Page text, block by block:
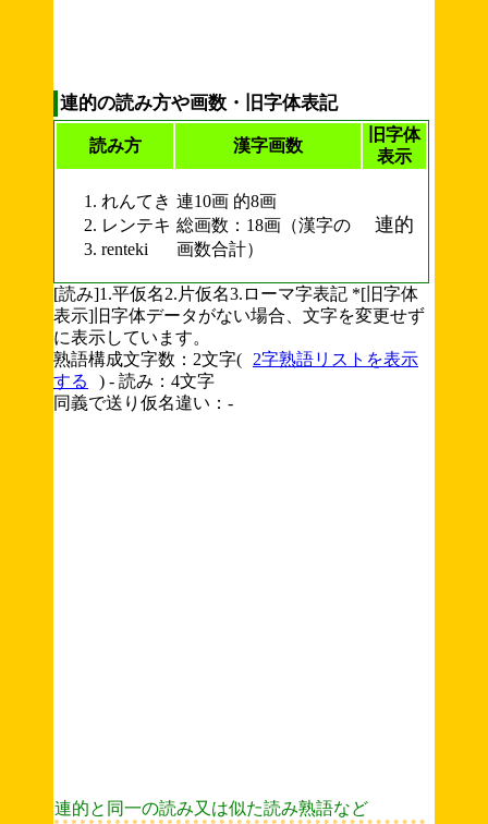
連的の読み方や画数・旧字体表記
読み方 漢字画数
旧字体
表示
れんてき
レンテキ
renteki
連10画 的8画
総画数：18画（漢字の
画数合計）
連的
[読み]1.平仮名2.片仮名3.ローマ字表記 *[旧字体
表示]旧字体データがない場合、文字を変更せず
に表示しています。
熟語構成文字数：2文字(
2字熟語リストを表示
する
) - 読み：4文字
同義で送り仮名違い：-
連的と同一の読み又は似た読み熟語など